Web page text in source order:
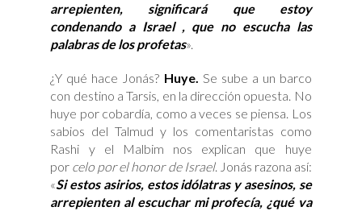
arrepienten, significará que estoy
condenando a Israel , que no escucha las
palabras de los profetas».
¿Y qué hace Jonás? Huye. Se sube a un barco
con destino a Tarsis, en la dirección opuesta. No
huye por cobardía, como a veces se piensa. Los
sabios del Talmud y los comentaristas como
Rashi y el Malbim nos explican que huye
por celo por el honor de Israel. Jonás razona así:
«Si estos asirios, estos idólatras y asesinos, se
arrepienten al escuchar mi profecía, ¿qué va